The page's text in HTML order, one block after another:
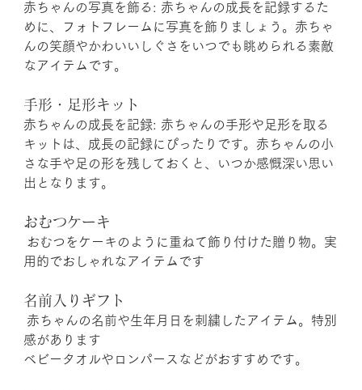
赤ちゃんの写真を飾る: 赤ちゃんの成長を記録するた
めに、フォトフレームに写真を飾りましょう。赤ちゃ
んの笑顔やかわいいしぐさをいつでも眺められる素敵
なアイテムです。
手形・足形キット
赤ちゃんの成長を記録: 赤ちゃんの手形や足形を取る
キットは、成長の記録にぴったりです。赤ちゃんの小
さな手や足の形を残しておくと、いつか感慨深い思い
出となります。
おむつケーキ
おむつをケーキのように重ねて飾り付けた贈り物。実
用的でおしゃれなアイテムです
名前入りギフト
赤ちゃんの名前や生年月日を刺繍したアイテム。特別
感があります
ベビータオルやロンパースなどがおすすめです。